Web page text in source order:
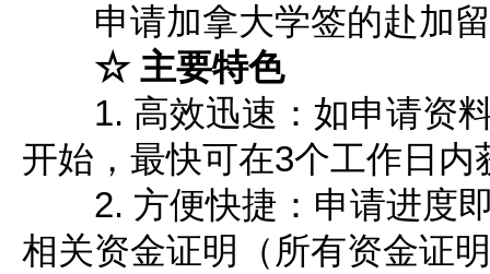
申请加拿大学签的赴加留
☆ 主要特色
1. 高效迅速：如申请资料
开始，最快可在3个工作日
2. 方便快捷：申请进度即
相关资金证明（所有资金证